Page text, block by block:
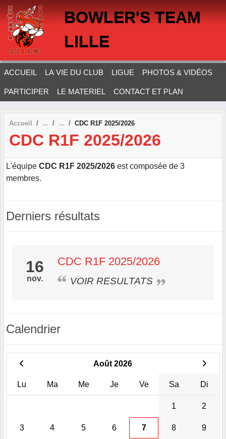
BOWLER'S TEAM
LILLE
ACCUEIL LA VIE DU CLUB LIGUE PHOTOS & VIDÉOS
PARTICIPER LE MATERIEL CONTACT ET PLAN
Accueil CDC R1F 2025/2026
CDC R1F 2025/2026
L'équipe CDC R1F 2025/2026 est composée de 3
membres.
Derniers résultats
16
nov.
CDC R1F 2025/2026
VOIR RESULTATS
Calendrier
Août 2026
Lu Ma Me Je Ve Sa Di
1 2
3 4 5 6 7 8 9
Panneau de gestion des cookies